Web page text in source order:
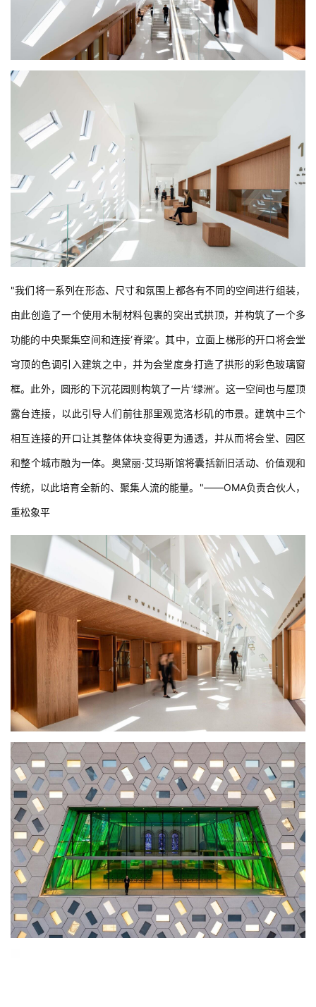
建
筑
设
计
室
内
设
计
"我们将一系列在形态、尺寸和氛围上都各有不同的空间进行组装，
由此创造了一个使用木制材料包裹的突出式拱顶，并构筑了一个多
功能的中央聚集空间和连接‘脊梁’。其中，立面上梯形的开口将会堂
穹顶的色调引入建筑之中，并为会堂度身打造了拱形的彩色玻璃窗
框。此外，圆形的下沉花园则构筑了一片‘绿洲’。这一空间也与屋顶
露台连接，以此引导人们前往那里观览洛杉矶的市景。建筑中三个
相互连接的开口让其整体体块变得更为通透，并从而将会堂、园区
和整个城市融为一体。奥黛丽·艾玛斯馆将囊括新旧活动、价值观和
传统，以此培育全新的、聚集人流的能量。"——OMA负责合伙人，
重松象平